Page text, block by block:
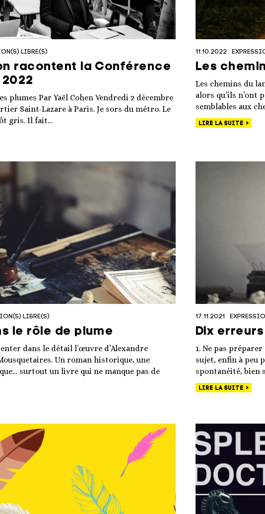
LIBRE(S)
racontent la Conférence
plumes Par Yaël Cohen Vendredi 2 décembre
Saint-Lazare à Paris. Je sors du métro. Le
gris. Il fait…
11.10.2022
Les
Les chemins du
alors qu’ils n’ont
semblables aux
LIRE LA SUITE
LIBRE(S)
le rôle de plume
dans le détail l’œuvre d’Alexandre
Un roman historique, une
surtout un livre qui ne manque pas de
17.11.2021
Dix
1. Ne pas
sujet, enfin à peu
spontanéité, bien
LIRE LA SUITE